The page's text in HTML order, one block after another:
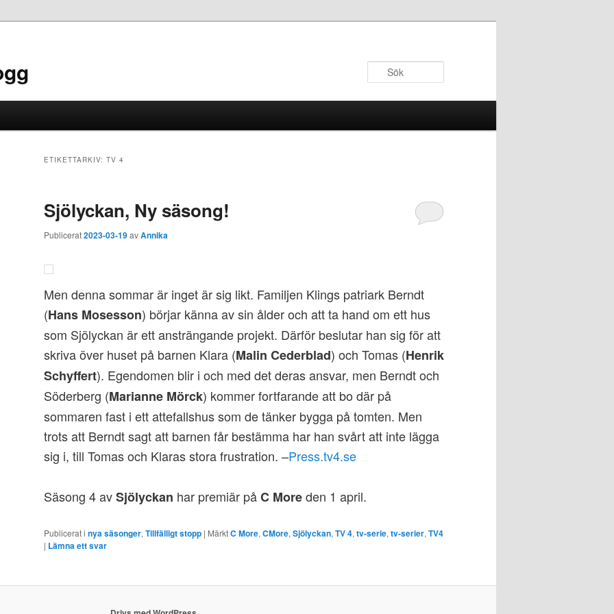
ETIKETTARKIV: TV 4
Sjölyckan, Ny säsong!
Publicerat2023-03-19avAnnika
Men denna sommar är inget är sig likt. Familjen Klings patriark Berndt
(Hans Mosesson) börjar känna av sin ålder och att ta hand om ett hus
som Sjölyckan är ett ansträngande projekt. Därför beslutar han sig för att
skriva över huset på barnen Klara (Malin Cederblad) och Tomas (Henrik
Schyffert). Egendomen blir i och med det deras ansvar, men Berndt och
Söderberg (Marianne Mörck) kommer fortfarande att bo där på
sommaren fast i ett attefallshus som de tänker bygga på tomten. Men
trots att Berndt sagt att barnen får bestämma har han svårt att inte lägga
sig i, till Tomas och Klaras stora frustration. –Press.tv4.se
Säsong 4 avSjölyckan har premiär påC Moreden 1 april.
Publicerat i nya säsonger, Tillfälligt stopp | MärktC More, CMore, Sjölyckan, TV 4, tv-serie, tv-serier, TV4
| Lämna ett svar